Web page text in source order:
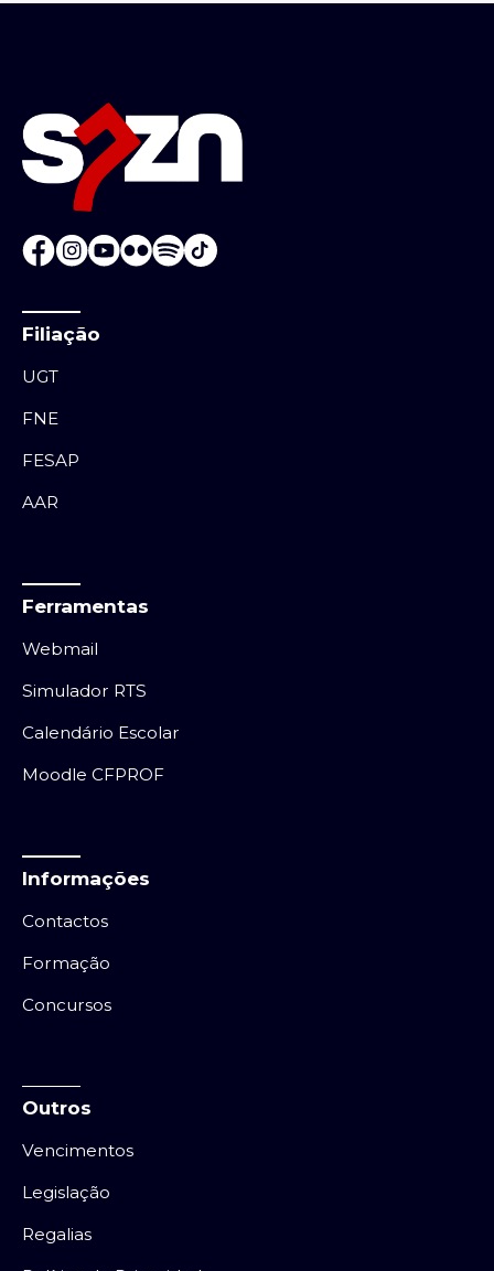
Filiação
UGT
FNE
FESAP
AAR
Ferramentas
Webmail
Simulador RTS
Calendário Escolar
Moodle CFPROF
Informações
Contactos
Formação
Concursos
Outros
Vencimentos
Legislação
Regalias